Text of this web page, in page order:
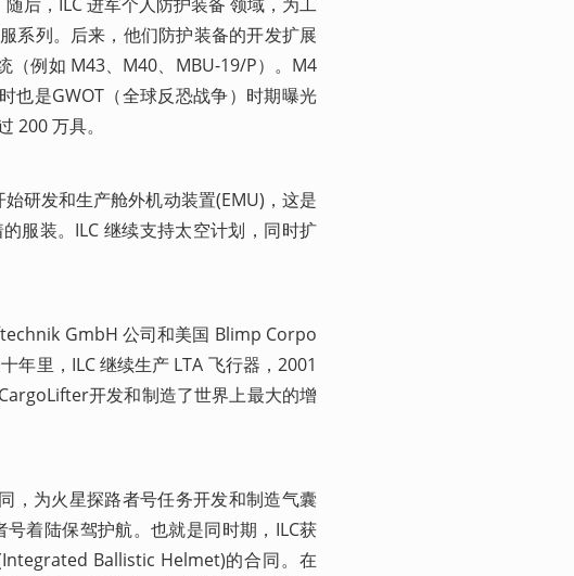
系列。后来，他们防护装备的开发扩展
（例如 M43、M40、MBU-19/P）。M4
也是GWOT（全球反恐战争）时期曝光
200 万具。
研发和生产舱外机动装置(EMU)，这是
服装。ILC 继续支持太空计划，同时扩
GmbH 公司和美国 Blimp Corpo
里，ILC 继续生产 LTA 飞行器，2001
开发和制造了世界上最大的增
，为火星探路者号任务开发和制造气囊
着陆保驾护航。也就是同时期，ILC获
Ballistic Helmet)的合同。在